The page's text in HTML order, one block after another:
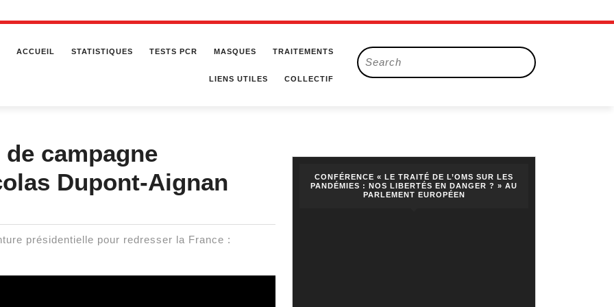
ACCUEIL STATISTIQUES TESTS PCR MASQUES TRAITEMENTS
LIENS UTILES COLLECTIF
Search
for:
campagne
Dupont-Aignan
présidentielle pour redresser la France :
CONFÉRENCE « LE TRAITÉ DE L’OMS SUR LES
PANDÉMIES : NOS LIBERTÉS EN DANGER ? » AU
PARLEMENT EUROPÉEN